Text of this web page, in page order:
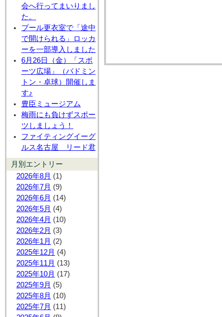
会へ行ってまいりまし
た。
プール更衣室で「途中
で開けられる」ロッカ
ーを一部導入しました
6月26日（金）「スポ
ーツ広場」（バドミン
トン・卓球）開催しま
す♪
豊臣ミュージアム
梅雨にも負けずスポー
ツしましょう！
ファイティングイーグ
ルス名古屋 リード君
月別エントリー
2026年8月 (1)
2026年7月 (9)
2026年6月 (14)
2026年5月 (4)
2026年4月 (10)
2026年2月 (3)
2026年1月 (2)
2025年12月 (4)
2025年11月 (13)
2025年10月 (17)
2025年9月 (5)
2025年8月 (10)
2025年7月 (11)